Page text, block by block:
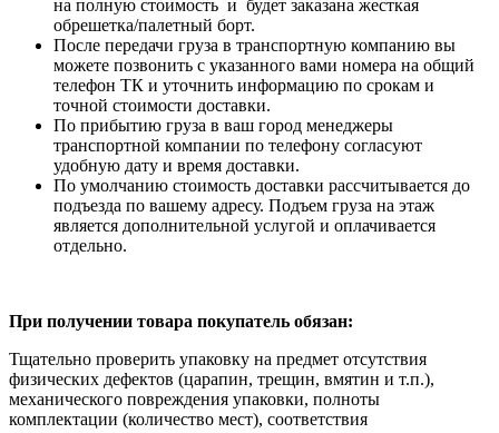
на полную стоимость и будет заказана жесткая
обрешетка/палетный борт.
После передачи груза в транспортную компанию вы
можете позвонить с указанного вами номера на общий
телефон ТК и уточнить информацию по срокам и
точной стоимости доставки.
По прибытию груза в ваш город менеджеры
транспортной компании по телефону согласуют
удобную дату и время доставки.
По умолчанию стоимость доставки рассчитывается до
подъезда по вашему адресу. Подъем груза на этаж
является дополнительной услугой и оплачивается
отдельно.
При получении товара покупатель обязан:
Тщательно проверить упаковку на предмет отсутствия
физических дефектов (царапин, трещин, вмятин и т.п.),
механического повреждения упаковки, полноты
комплектации (количество мест), соответствия